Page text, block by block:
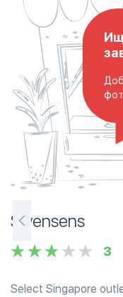
Swensens
3
Select Singapore